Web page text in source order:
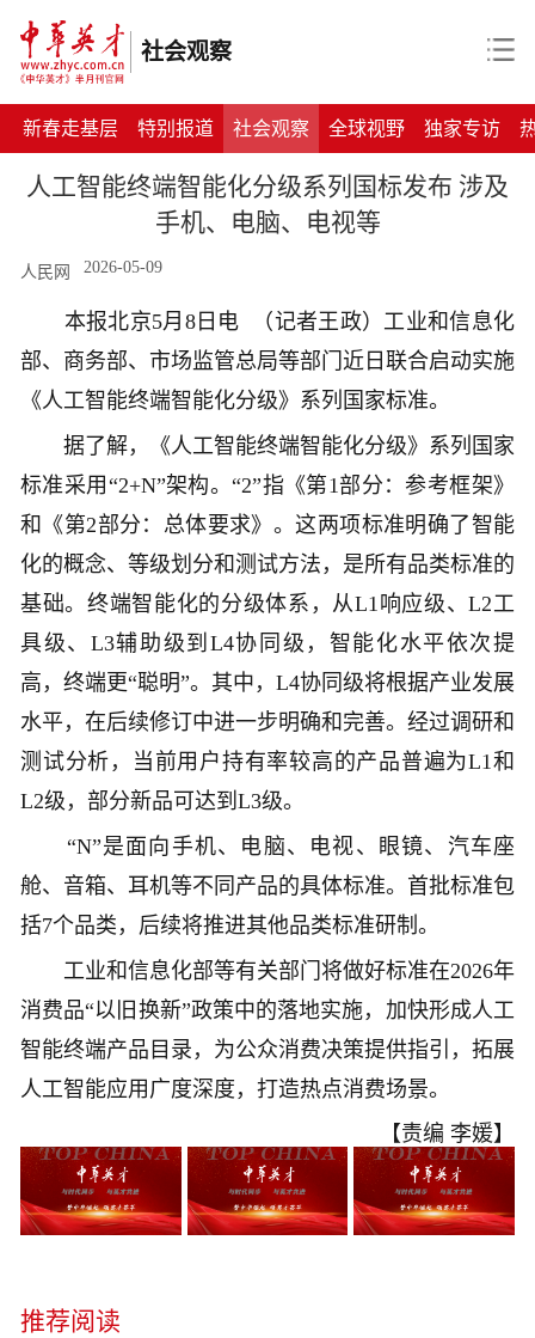
社会观察
新春走基层 特别报道 社会观察 全球视野 独家专访
人工智能终端智能化分级系列国标发布 涉及
手机、电脑、电视等
人民网 2026-05-09
本报北京5月8日电 （记者王政）工业和信息化
部、商务部、市场监管总局等部门近日联合启动实施
《人工智能终端智能化分级》系列国家标准。
据了解，《人工智能终端智能化分级》系列国家
标准采用“2+N”架构。“2”指《第1部分：参考框架》
和《第2部分：总体要求》。这两项标准明确了智能
化的概念、等级划分和测试方法，是所有品类标准的
基础。终端智能化的分级体系，从L1响应级、L2工
具级、L3辅助级到L4协同级，智能化水平依次提
高，终端更“聪明”。其中，L4协同级将根据产业发展
水平，在后续修订中进一步明确和完善。经过调研和
测试分析，当前用户持有率较高的产品普遍为L1和
L2级，部分新品可达到L3级。
“N”是面向手机、电脑、电视、眼镜、汽车座
舱、音箱、耳机等不同产品的具体标准。首批标准包
括7个品类，后续将推进其他品类标准研制。
工业和信息化部等有关部门将做好标准在2026年
消费品“以旧换新”政策中的落地实施，加快形成人工
智能终端产品目录，为公众消费决策提供指引，拓展
人工智能应用广度深度，打造热点消费场景。
【责编 李媛】
推荐阅读